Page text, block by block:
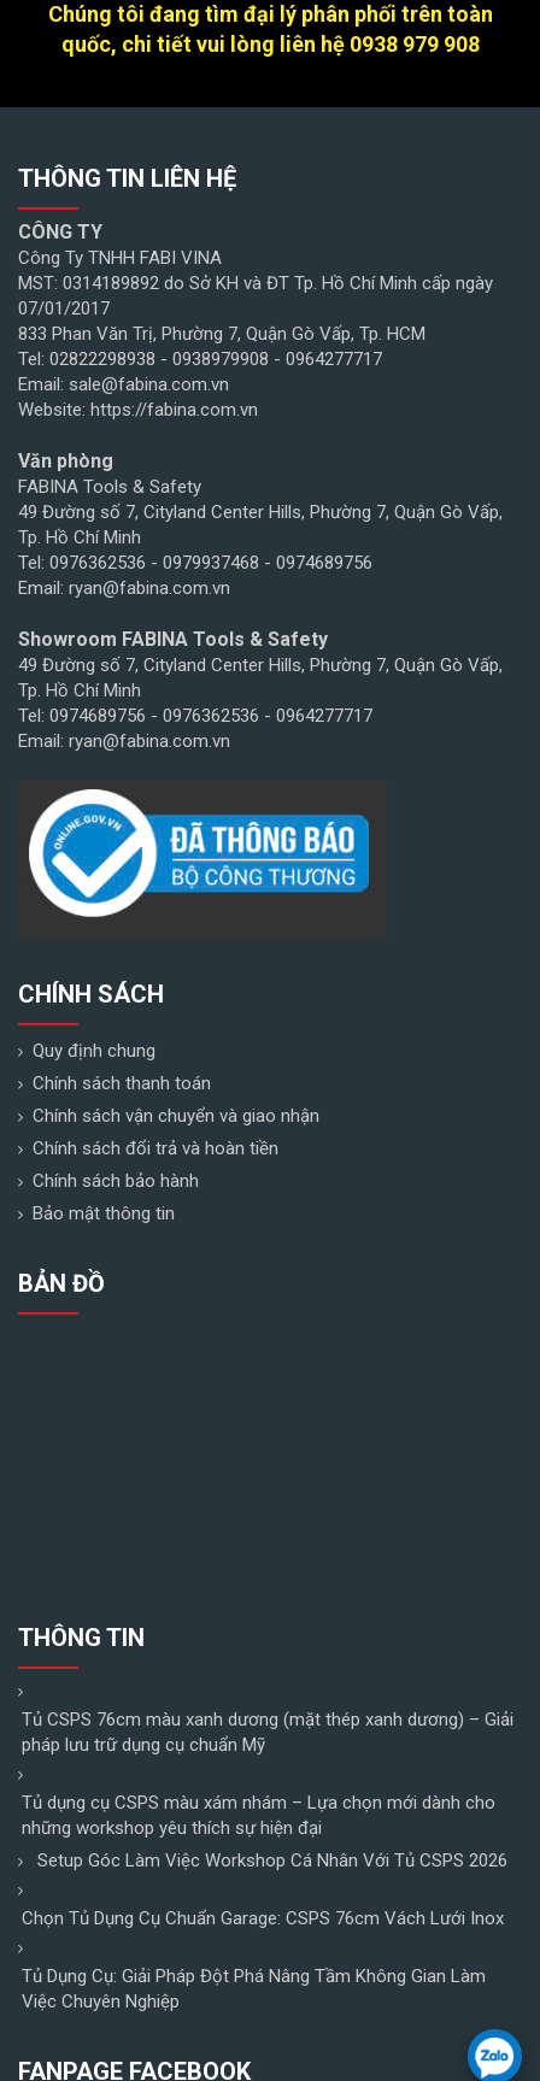
Chúng tôi đang tìm đại lý phân phối trên toàn
quốc, chi tiết vui lòng liên hệ 0938 979 908
THÔNG TIN LIÊN HỆ
CÔNG TY
Công Ty TNHH FABI VINA
MST: 0314189892 do Sở KH và ĐT Tp. Hồ Chí Minh cấp ngày
07/01/2017
833 Phan Văn Trị, Phường 7, Quận Gò Vấp, Tp. HCM
Tel: 02822298938 - 0938979908 - 0964277717
Email: sale@fabina.com.vn
Website: https://fabina.com.vn
Văn phòng
FABINA Tools & Safety
49 Đường số 7, Cityland Center Hills, Phường 7, Quận Gò Vấp,
Tp. Hồ Chí Minh
Tel: 0976362536 - 0979937468 - 0974689756
Email: ryan@fabina.com.vn
Showroom FABINA Tools & Safety
49 Đường số 7, Cityland Center Hills, Phường 7, Quận Gò Vấp,
Tp. Hồ Chí Minh
Tel: 0974689756 - 0976362536 - 0964277717
Email: ryan@fabina.com.vn
CHÍNH SÁCH
Quy định chung
Chính sách thanh toán
Chính sách vận chuyển và giao nhận
Chính sách đổi trả và hoàn tiền
Chính sách bảo hành
Bảo mật thông tin
BẢN ĐỒ
THÔNG TIN
Tủ CSPS 76cm màu xanh dương (mặt thép xanh dương) – Giải
pháp lưu trữ dụng cụ chuẩn Mỹ
Tủ dụng cụ CSPS màu xám nhám – Lựa chọn mới dành cho
những workshop yêu thích sự hiện đại
Setup Góc Làm Việc Workshop Cá Nhân Với Tủ CSPS 2026
Chọn Tủ Dụng Cụ Chuẩn Garage: CSPS 76cm Vách Lưới Inox
Tủ Dụng Cụ: Giải Pháp Đột Phá Nâng Tầm Không Gian Làm
Việc Chuyên Nghiệp
FANPAGE FACEBOOK